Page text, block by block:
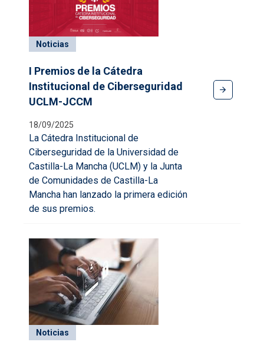
Noticias
I Premios de la Cátedra
Institucional de Ciberseguridad
UCLM-JCCM
18/09/2025
La Cátedra Institucional de
Ciberseguridad de la Universidad de
Castilla-La Mancha (UCLM) y la Junta
de Comunidades de Castilla-La
Mancha han lanzado la primera edición
de sus premios.
Noticias